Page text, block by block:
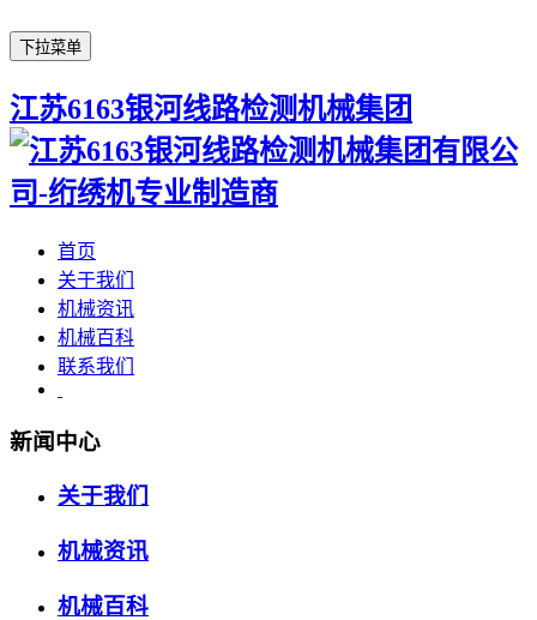
下拉菜单
江苏6163银河线路检测机械集团
首页
关于我们
机械资讯
机械百科
联系我们
新闻中心
关于我们
机械资讯
机械百科